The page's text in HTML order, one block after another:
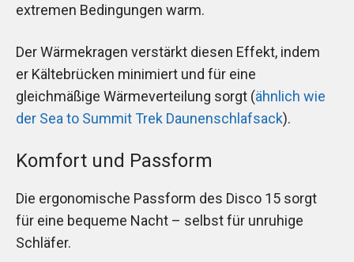
extremen Bedingungen warm.
Der Wärmekragen verstärkt diesen Effekt, indem
er Kältebrücken minimiert und für eine
gleichmäßige Wärmeverteilung sorgt (ähnlich wie
der Sea to Summit Trek Daunenschlafsack).
Komfort und Passform
Die ergonomische Passform des Disco 15 sorgt
für eine bequeme Nacht – selbst für unruhige
Schläfer.